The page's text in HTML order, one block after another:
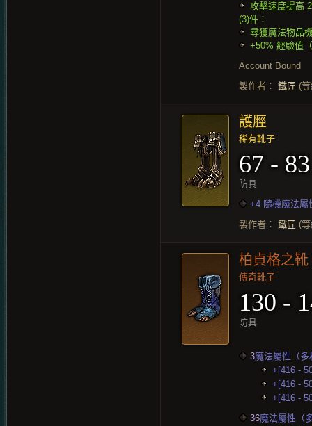
攻擊速度提高
(3)件：
尋獲魔法物品
+50% 經驗值
Account Bound
製作者： 鐵匠 (
護脛
稀有靴子
67 - 83
防具
+4 隨機魔法屬
製作者： 鐵匠 (
柏貞格之靴
傳奇靴子
130 -
防具
3魔法屬性（
+[416 -
+[416 -
+[416 -
36魔法屬性（